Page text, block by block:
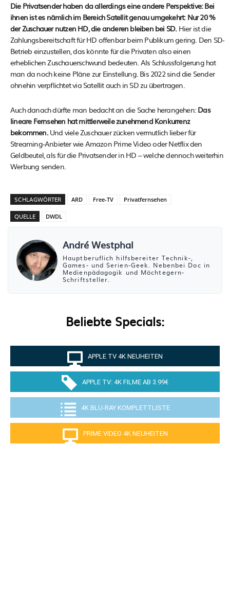
Die Privatsender haben da allerdings eine andere Perspektive: Bei
ihnen ist es nämlich im Bereich Satellit genau umgekehrt: Nur 20 %
der Zuschauer nutzen HD, die anderen bleiben bei SD.Hier ist die
Zahlungsbereitschaft für HD offenbar beim Publikum gering. Den SD-
Betrieb einzustellen, das könnte für die Privaten also einen
erheblichen Zuschauerschwund bedeuten. Als Schlussfolgerung hat
man da noch keine Pläne zur Einstellung. Bis 2022 sind die Sender
ohnehin verpflichtet via Satellit auch in SD zu übertragen.
Auch danach dürfte man bedacht an die Sache herangehen: Das
lineare Fernsehen hat mittlerweile zunehmend Konkurrenz
bekommen.Und viele Zuschauer zücken vermutlich lieber für
Streaming-Anbieter wie Amazon Prime Video oder Netflix den
Geldbeutel, als für die Privatsender in HD – welche dennoch weiterhin
Werbung senden.
SCHLAGWÖRTER ARD Free-TV Privatfernsehen
QUELLE DWDL
André Westphal
Hauptberuflich hilfsbereiter Technik-,
Games- und Serien-Geek. Nebenbei Doc in
Medienpädagogik und Möchtegern-
Schriftsteller.
Beliebte Specials:
APPLE TV 4K NEUHEITEN
APPLE TV: 4K FILME AB 3.99€
4K BLU-RAY KOMPLETTLISTE
PRIME VIDEO 4K NEUHEITEN